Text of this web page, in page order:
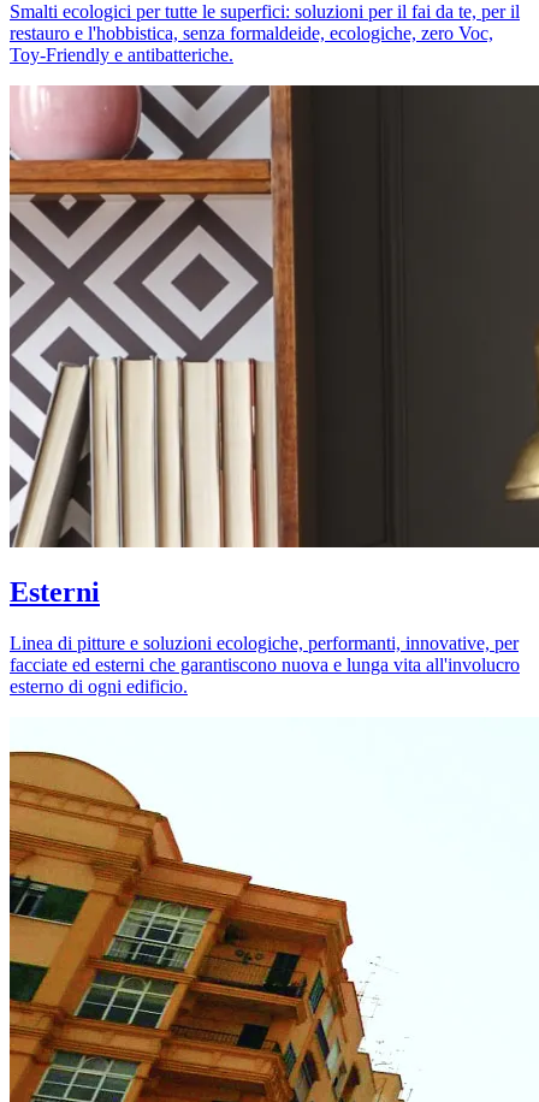
Smalti ecologici per tutte le superfici: soluzioni per il fai da te, per il
restauro e l'hobbistica, senza formaldeide, ecologiche, zero Voc,
Toy-Friendly e antibatteriche.
Esterni
Linea di pitture e soluzioni ecologiche, performanti, innovative, per
facciate ed esterni che garantiscono nuova e lunga vita all'involucro
esterno di ogni edificio.